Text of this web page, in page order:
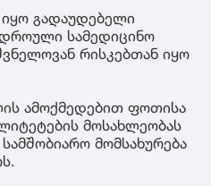
გადაუდებელი
სამედიცინო
რისკებთან იყო
ამოქმედებით ფოთისა
მოსახლეობას
მომსახურება